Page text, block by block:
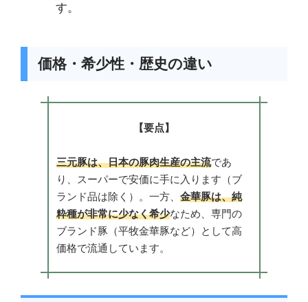
す。
価格・希少性・歴史の違い
【要点】
三元豚は、日本の豚肉生産の主流であ
り、スーパーで安価に手に入ります（ブ
ランド品は除く）。一方、 金華豚は、純
粋種が非常に少なく希少なため、専門の
ブランド豚（平牧金華豚など）として高
価格で流通しています。